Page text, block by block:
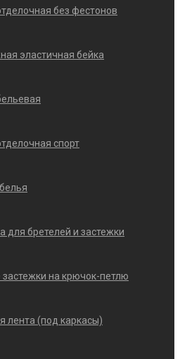
без фестонов
эластичная бейка
спорт
для бретелей и застежки
на крючок-петлю
лента (под каркасы)